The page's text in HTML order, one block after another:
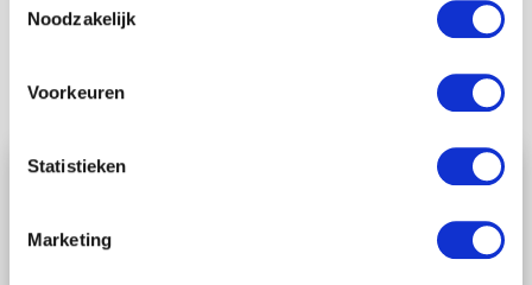
Noodzakelijk
Voorkeuren
Statistieken
Marketing
Ander nieuws